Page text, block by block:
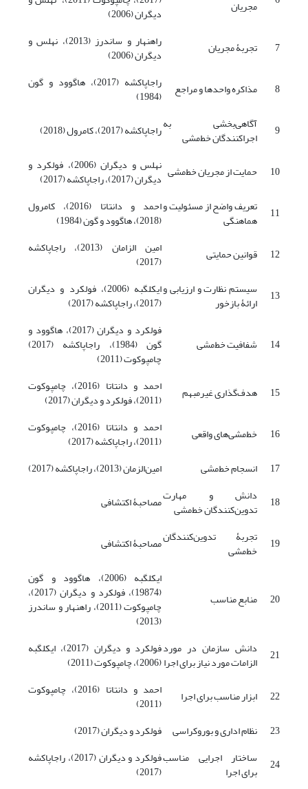
مجریان
دیگران (2006)
7
تجربۀ مجریان راهنهار و ساندرز (2013)، نهلس و
دیگران (2006)
8
مذاکره واحدها و مراجع راجاپاکشه (2017)، هاگوود و گون
(1984)
9
آگاهی‌بخشی به
اجراکنندگان خط‌مشی راجاپاکشه (2017)، کامرول (2018)
10 حمایت از مجریان خط‌مشی نهلس و دیگران (2006)، فولکرد و
دیگران (2017)،‌ راجاپاکشه (2017)
11
تعریف واضح از مسئولیت و
هماهنگی
احمد و دانتاتا (2016)، کامرول
(2018)، هاگوود و گون (1984)
12
قوانین حمایتی امین الزامان (2013)، راجاپاکشه
(2017)
13
سیستم نظارت و ارزیابی و
ارائۀ بازخور
ایکلگبه (2006)، فولکرد و دیگران
(2017)، راجاپاکشه (2017)
14 شفافیت خط‌مشی
فولکرد و دیگران (2017)، هاگوود و
گون (1984)، راجاپاکشه (2017)
چامپوکوت (2011)
15
هدف‌گذاری غیرمبهم احمد و دانتاتا (2016)، چامپوکوت
(2011)، فولکرد و دیگران (2017)
16
خط‌مشی‌های واقعی احمد و دانتاتا (2016)، چامپوکوت
(2011)، راجاپاکشه (2017)
17
انسجام خط‌مشی
امین‌الزمان (2013)، راجاپاکشه (2017)
18
دانش و مهارت
تدوین‌کنندگان خط‌مشی مصاحبۀ اکتشافی
19 تجربۀ تدوین‌کنندگان
خط‌مشی مصاحبۀ اکتشافی
20 منابع مناسب
ایکلگبه (2006)، هاگوود و گون
(19874)، فولکرد و دیگران (2017)،
چامپوکوت (2011)، راهنهار و ساندرز
(2013)
21
دانش سازمان در مورد
الزامات مورد نیاز برای اجرا
فولکرد و دیگران (2017)، ایکلگبه
(2006)، چامپوکوت (2011)
22
ابزار مناسب برای اجرا احمد و دانتاتا (2016)، چامپوکوت
(2011)
23
نظام اداری و بوروکراسی فولکرد و دیگران (2017)
24
ساختار اجرایی مناسب
برای اجرا
فولکرد و دیگران (2017)، راجاپاکشه
(2017)